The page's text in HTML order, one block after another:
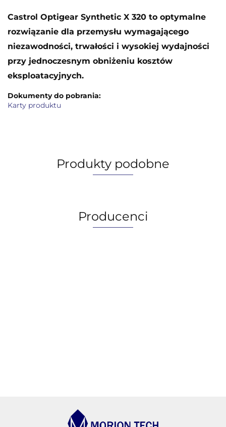
Castrol Optigear Synthetic X 320 to optymalne
rozwiązanie dla przemysłu wymagającego
niezawodności, trwałości i wysokiej wydajności
przy jednoczesnym obniżeniu kosztów
eksploatacyjnych.
Dokumenty do pobrania:
Karty produktu
Produkty podobne
Producenci